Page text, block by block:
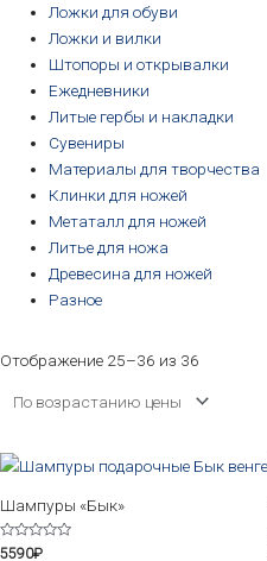
Ложки для обуви
Ложки и вилки
Штопоры и открывалки
Ежедневники
Литые гербы и накладки
Сувениры
Материалы для творчества
Клинки для ножей
Метаталл для ножей
Литье для ножа
Древесина для ножей
Разное
Отображение 25–36 из 36
Шампуры «Бык»
Оценка
5590₽